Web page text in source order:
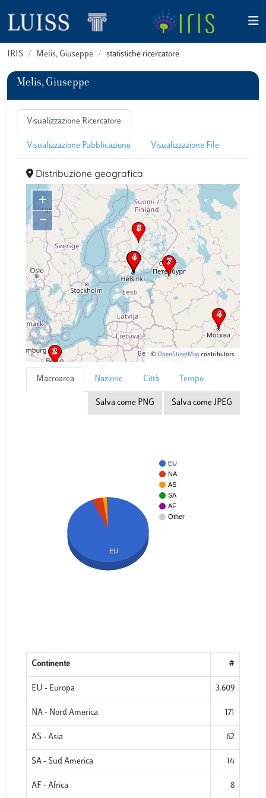
IRIS Melis, Giuseppe statistiche ricercatore
Melis, Giuseppe
Visualizzazione Ricercatore
Visualizzazione Pubblicazione Visualizzazione File
Distribuzione geografica
+
–
©OpenStreetMapcontributors.
Macroarea Nazione Città Tempo
Salva come PNG Salva come JPEG
EU
NA
AS
SA
AF
Other
EU
Continente #
EU - Europa 3.609
NA - Nord America 171
AS - Asia 62
SA - Sud America 14
AF - Africa 8